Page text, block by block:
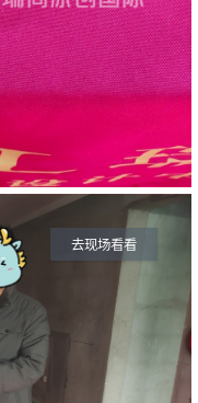
去现场看看